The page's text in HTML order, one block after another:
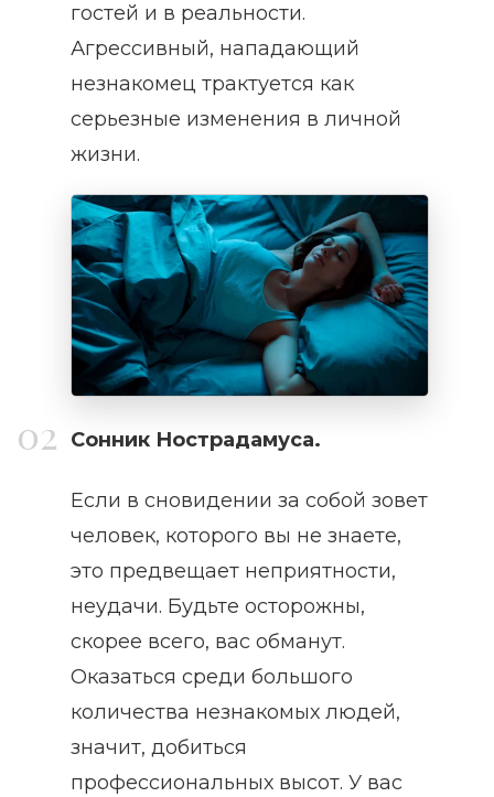
гостей и в реальности.
Агрессивный, нападающий
незнакомец трактуется как
серьезные изменения в личной
жизни.
Сонник Нострадамуса.
Если в сновидении за собой зовет
человек, которого вы не знаете,
это предвещает неприятности,
неудачи. Будьте осторожны,
скорее всего, вас обманут.
Оказаться среди большого
количества незнакомых людей,
значит, добиться
профессиональных высот. У вас